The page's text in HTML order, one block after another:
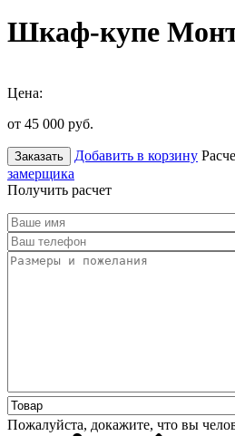
Шкаф-купе
Цена:
от 45 000 руб.
Заказать Добавить в корзину
замерщика
Получить расчет
Пожалуйста, докажите, что вы